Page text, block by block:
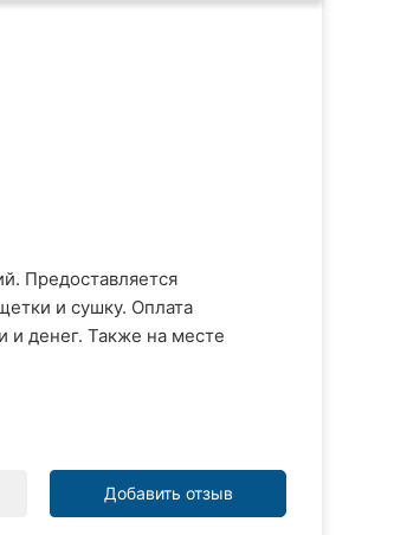
Предоставляется
и сушку. Оплата
и денег. Также на месте
Добавить отзыв